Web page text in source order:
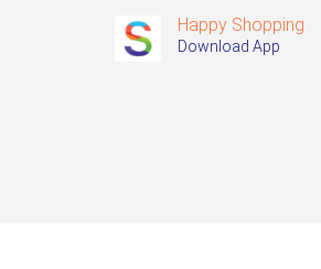
Happy Shopping
Download App